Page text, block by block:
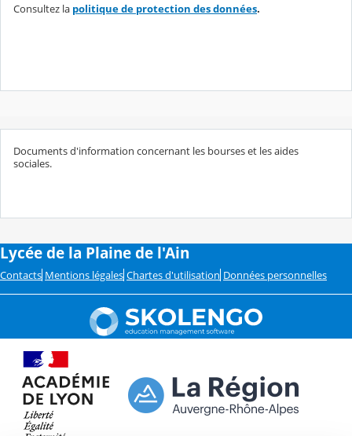
Consultez la politique de protection des données.
Documents d'information concernant les bourses et les aides
sociales.
Lycée de la Plaine de l'Ain
Contacts Mentions légales Chartes d'utilisation Données personnelles